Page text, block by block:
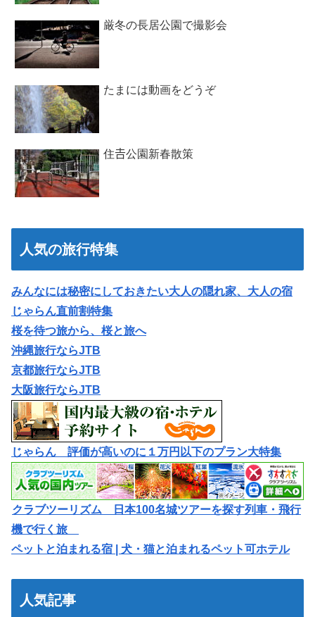
厳冬の長居公園で撮影会
たまには動画をどうぞ
住𠮷公園新春散策
人気の旅行特集
みんなには秘密にしておきたい大人の隠れ家、大人の宿
じゃらん直前割特集
桜を待つ旅から、桜と旅へ
沖縄旅行ならJTB
京都旅行ならJTB
大阪旅行ならJTB
じゃらん 評価が高いのに１万円以下のプラン大特集
クラブツーリズム 日本100名城ツアーを探す列車・飛行
機で行く旅
ペットと泊まれる宿 | 犬・猫と泊まれるペット可ホテル
人気記事